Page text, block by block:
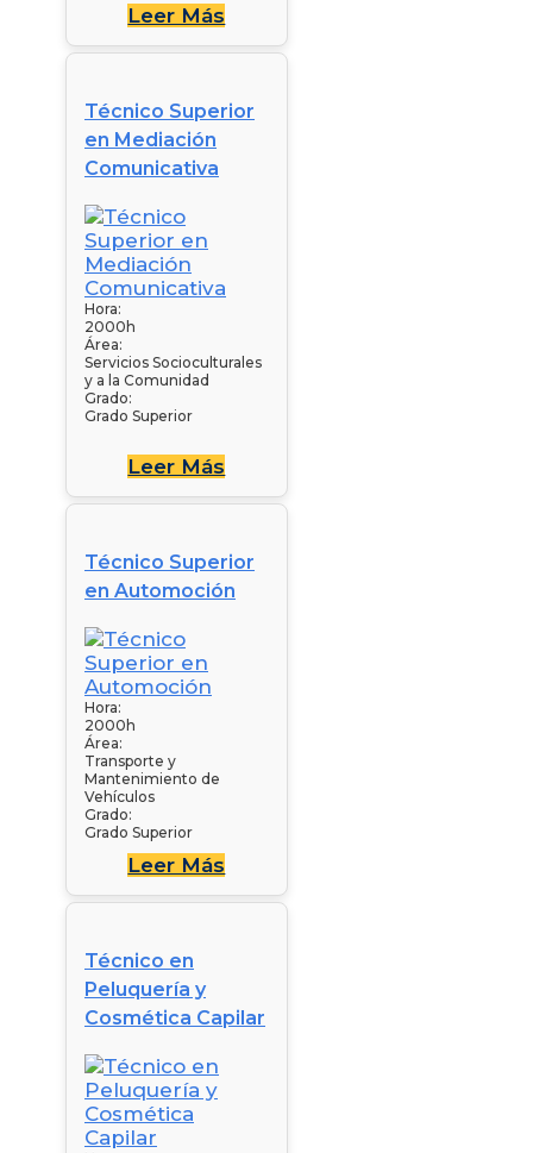
Leer Más
Técnico Superior
en Mediación
Comunicativa
Hora:
2000h
Área:
Servicios Socioculturales
y a la Comunidad
Grado:
Grado Superior
Leer Más
Técnico Superior
en Automoción
Hora:
2000h
Área:
Transporte y
Mantenimiento de
Vehículos
Grado:
Grado Superior
Leer Más
Técnico en
Peluquería y
Cosmética Capilar